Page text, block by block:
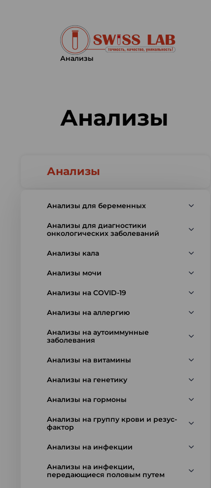
Анализы
Анализы
Анализы
Анализы для беременных
Анализы для диагностики
онкологических заболеваний
Анализы кала
Анализы мочи
Анализы на COVID-19
Анализы на аллергию
Анализы на аутоиммунные
заболевания
Анализы на витамины
Анализы на генетику
Анализы на гормоны
Анализы на группу крови и резус-
фактор
Анализы на инфекции
Анализы на инфекции,
передающиеся половым путем